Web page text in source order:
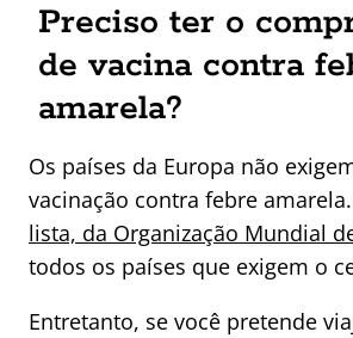
Preciso ter o
de vacina contra
amarela?
Os países da Europa não
vacinação contra febre amarela.
lista, da Organização Mundial
todos os países que exigem o
Entretanto, se você pretende